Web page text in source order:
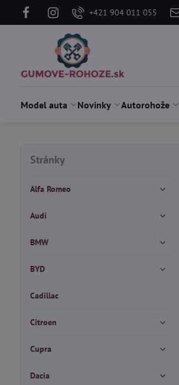
+421 904 011 055
Model auta Novinky Autorohože
Stránky
Alfa Romeo
Audi
BMW
BYD
Cadillac
Citroen
Cupra
Dacia